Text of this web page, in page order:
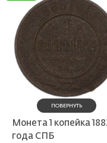
ПОВЕРНУТЬ
Монета 1 копейка
года СПБ